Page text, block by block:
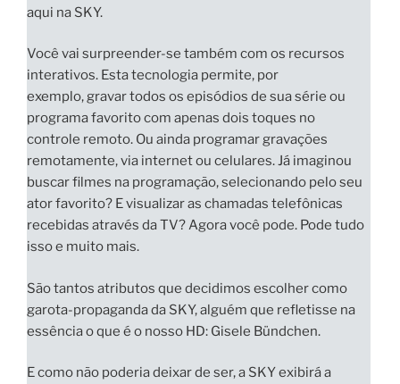
aqui na SKY.
Você vai surpreender-se também com os recursos
interativos. Esta tecnologia permite, por
exemplo,gravar todos os episódios de sua série ou
programa favoritocom apenas dois toques no
controle remoto. Ou ainda programar gravações
remotamente, via internet ou celulares.Já imaginou
buscar filmes na programação, selecionando pelo seu
ator favorito? E visualizar as chamadas telefônicas
recebidas através da TV? Agora você pode. Pode tudo
isso e muito mais.
São tantos atributos que decidimos escolher como
garota-propaganda da SKY, alguém que refletisse na
essência o que é o nosso HD: Gisele Bündchen.
E como não poderia deixar de ser, a SKY exibirá a